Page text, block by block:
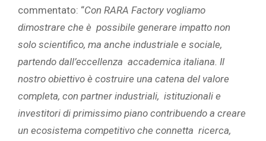
commentato: “Con RARA Factory vogliamo
dimostrare che è possibile generare impatto non
solo scientifico, ma anche industriale e sociale,
partendo dall’eccellenza accademica italiana. Il
nostro obiettivo è costruire una catena del valore
completa, con partner industriali, istituzionali e
investitori di primissimo piano contribuendo a creare
un ecosistema competitivo che connetta ricerca,